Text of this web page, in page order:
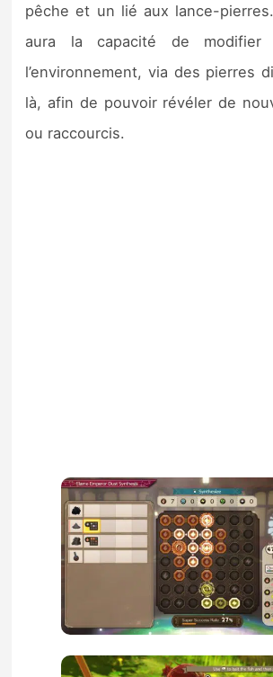
pêche et un lié aux lance-
aura la capacité de
l’environnement, via des pierres
là, afin de pouvoir révéler de
ou raccourcis.